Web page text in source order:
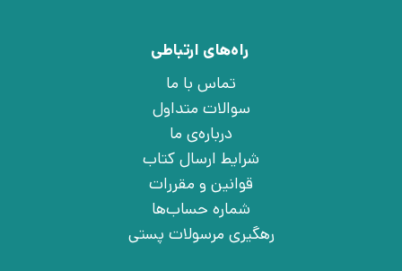
راه‌های ارتباطی
تماس با ما
سوالات متداول
درباره‌ی ما
شرایط ارسال کتاب
قوانین و مقررات
شماره حساب‌ها
رهگیری مرسولات پستی